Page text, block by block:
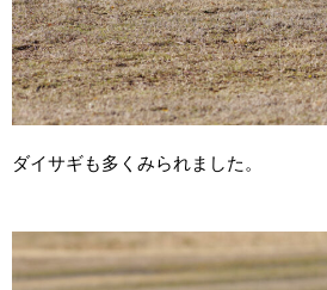
ダイサギも多くみられました。